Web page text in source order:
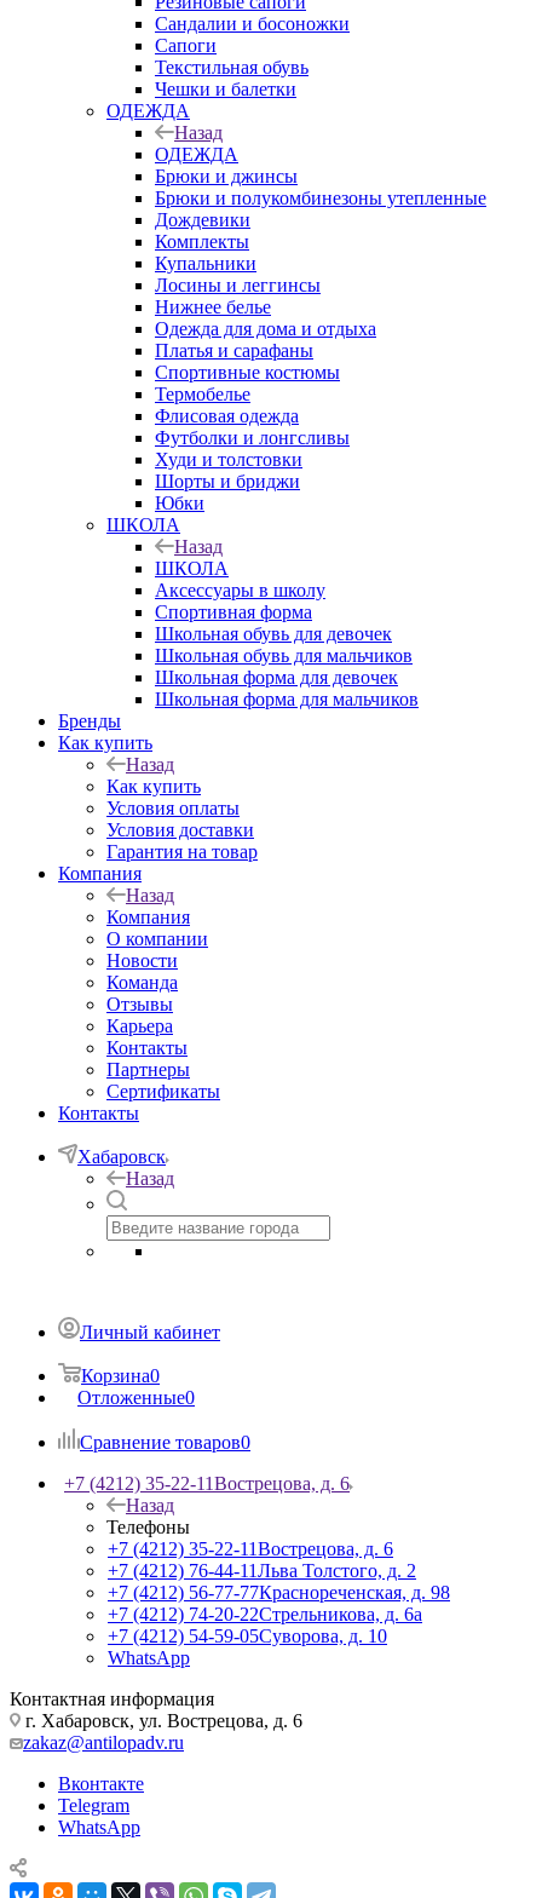
Сандалии и босоножки
Сапоги
Текстильная обувь
Чешки и балетки
ОДЕЖДА
Назад
ОДЕЖДА
Брюки и джинсы
Брюки и полукомбинезоны утепленные
Дождевики
Комплекты
Купальники
Лосины и леггинсы
Нижнее белье
Одежда для дома и отдыха
Платья и сарафаны
Спортивные костюмы
Термобелье
Флисовая одежда
Футболки и лонгсливы
Худи и толстовки
Шорты и бриджи
Юбки
ШКОЛА
Назад
ШКОЛА
Аксессуары в школу
Спортивная форма
Школьная обувь для девочек
Школьная обувь для мальчиков
Школьная форма для девочек
Школьная форма для мальчиков
Бренды
Как купить
Назад
Как купить
Условия оплаты
Условия доставки
Гарантия на товар
Компания
Назад
Компания
О компании
Новости
Команда
Отзывы
Карьера
Контакты
Партнеры
Сертификаты
Контакты
Хабаровск
Назад
Личный кабинет
Корзина0
Отложенные0
Сравнение товаров0
+7 (4212) 35-22-11Вострецова, д. 6
Назад
Телефоны
+7 (4212) 35-22-11Вострецова, д. 6
+7 (4212) 76-44-11Льва Толстого, д. 2
+7 (4212) 56-77-77Краснореченская, д. 98
+7 (4212) 74-20-22Стрельникова, д. 6а
+7 (4212) 54-59-05Суворова, д. 10
WhatsApp
Контактная информация
г. Хабаровск, ул. Вострецова, д. 6
zakaz@antilopadv.ru
Вконтакте
Telegram
WhatsApp